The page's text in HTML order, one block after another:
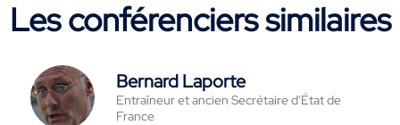
Les conférenciers similaires
Bernard Laporte
Entraîneur et ancien Secrétaire d'État de
France